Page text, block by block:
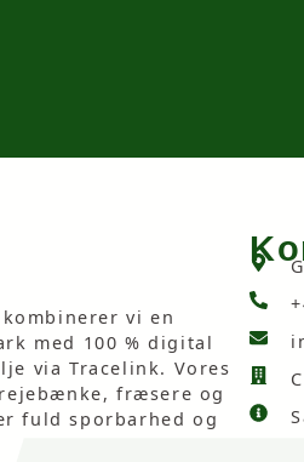
vi en
med 100 % digital
via Tracelink. Vores
fræsere og
fuld sporbarhed og